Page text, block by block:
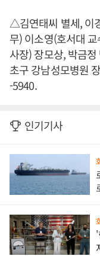
△김연태씨 별세, 이
무) 이소영(호서대
사장) 장모상, 박금
초구 강남성모병원
-5940.
인기기사
'